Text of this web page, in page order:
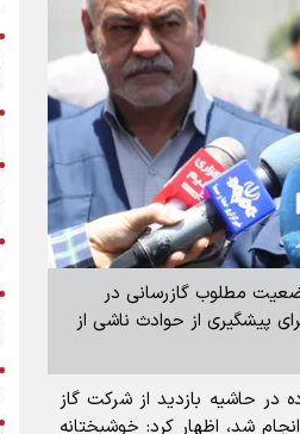
مطلوب گازرسانی در
پیشگیری از حوادث ناشی از
در حاشیه بازدید از شرکت گاز
شد، اظهار کرد: خوشبختانه